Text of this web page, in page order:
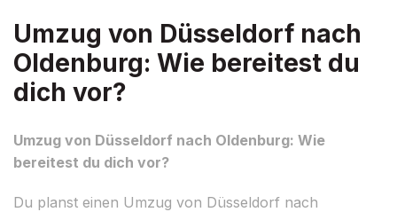
Umzug von Düsseldorf nach
Oldenburg: Wie bereitest du
dich vor?
Umzug von Düsseldorf nach Oldenburg: Wie
bereitest du dich vor?
Du planst einen Umzug von Düsseldorf nach